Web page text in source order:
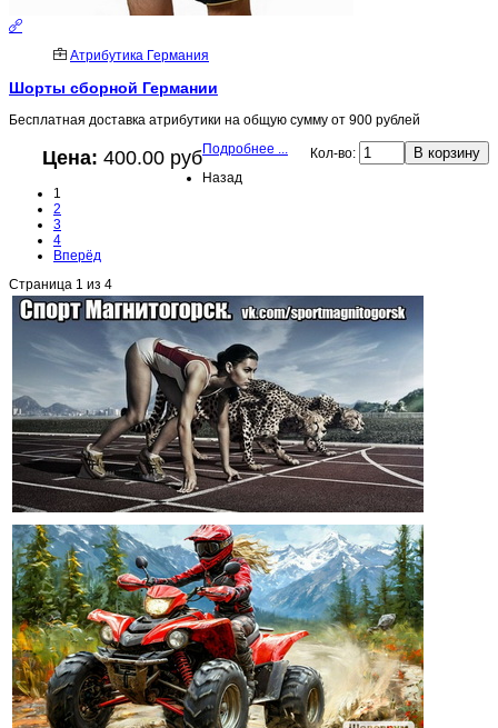
Атрибутика Германия
Шорты сборной Германии
Бесплатная доставка атрибутики на общую сумму от 900 рублей
Цена: 400.00 руб Кол-во:
Подробнее ...
Назад
1
2
3
4
Вперёд
Страница 1 из 4